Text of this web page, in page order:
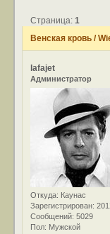
Венская кровь /
Страница:1
lafajet
Администратор
Откуда: Каунас
Зарегистрирован:
Сообщений: 5029
Пол: Мужской